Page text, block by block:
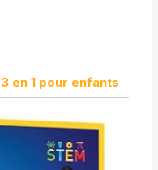
en 1 pour enfants